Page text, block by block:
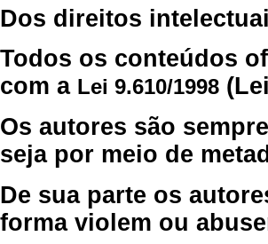
Dos direitos
Todos os conteúdos
com a Lei 9.610/1998
Os autores são
seja por meio de
De sua parte os
forma violem ou